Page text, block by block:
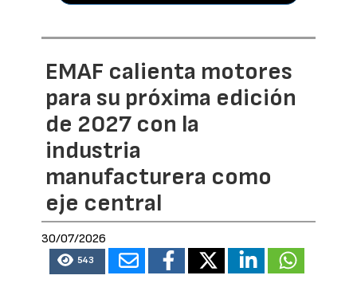
EMAF calienta motores
para su próxima edición
de 2027 con la
industria
manufacturera como
eje central
30/07/2026
543